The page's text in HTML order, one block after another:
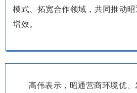
模式、拓宽合作领域，共同推动
增效。
高伟表示，昭通营商环境优